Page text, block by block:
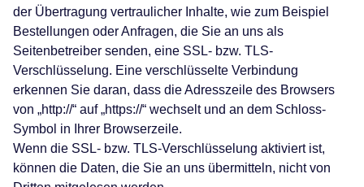
der Übertragung vertraulicher Inhalte, wie zum Beispiel
Bestellungen oder Anfragen, die Sie an uns als
Seitenbetreiber senden, eine SSL- bzw. TLS-
Verschlüsselung. Eine verschlüsselte Verbindung
erkennen Sie daran, dass die Adresszeile des Browsers
von „http://“ auf „https://“ wechselt und an dem Schloss-
Symbol in Ihrer Browserzeile.
Wenn die SSL- bzw. TLS-Verschlüsselung aktiviert ist,
können die Daten, die Sie an uns übermitteln, nicht von